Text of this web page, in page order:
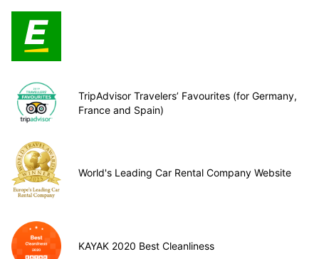
TripAdvisor Travelers’ Favourites (for Germany,
France and Spain)
World's Leading Car Rental Company Website
KAYAK 2020 Best Cleanliness